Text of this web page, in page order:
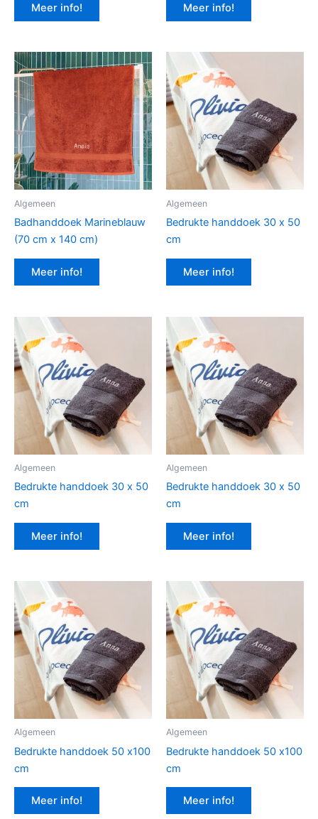
Meer info! Meer info!
Algemeen
Badhanddoek Marineblauw
(70 cm x 140 cm)
Meer info!
Algemeen
Bedrukte handdoek 30 x 50
cm
Meer info!
Algemeen
Bedrukte handdoek 30 x 50
cm
Meer info!
Algemeen
Bedrukte handdoek 30 x 50
cm
Meer info!
Algemeen
Bedrukte handdoek 50 x100
cm
Meer info!
Algemeen
Bedrukte handdoek 50 x100
cm
Meer info!